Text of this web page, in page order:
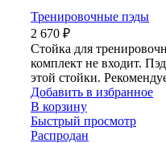
Тренировочные пэды
2 670 ₽
Стойка для
комплект не входит.
этой стойки.
Добавить в избранное
В корзину
Быстрый просмотр
Распродан